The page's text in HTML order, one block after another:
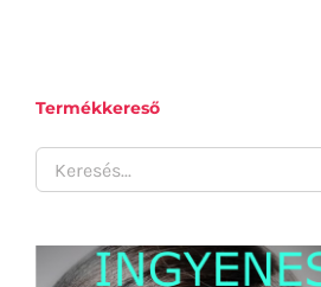
Termékkereső